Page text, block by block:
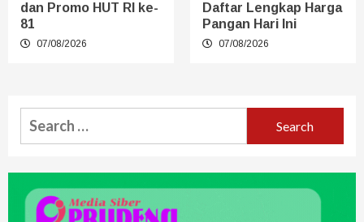
dan Promo HUT RI ke-
81
07/08/2026
Daftar Lengkap Harga
Pangan Hari Ini
07/08/2026